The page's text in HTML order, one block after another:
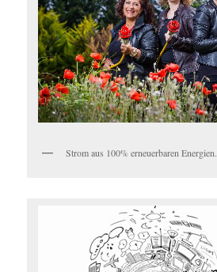
Strom aus 100% erneuerbaren Energien.